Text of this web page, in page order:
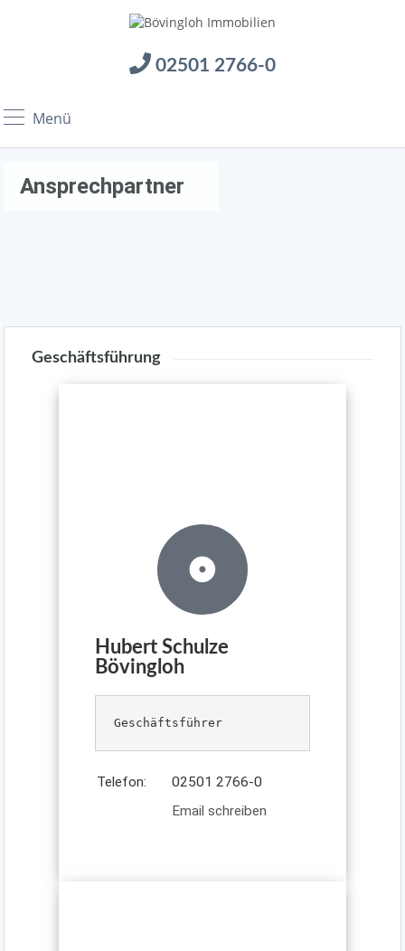
02501 2766-0
Menü
Ansprechpartner
Geschäftsführung
Hubert Schulze
Bövingloh
Geschäftsführer
Telefon:
02501 2766-0
Email schreiben